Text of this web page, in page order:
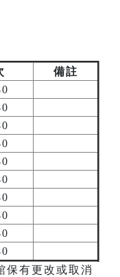
備註
保有更改或取消